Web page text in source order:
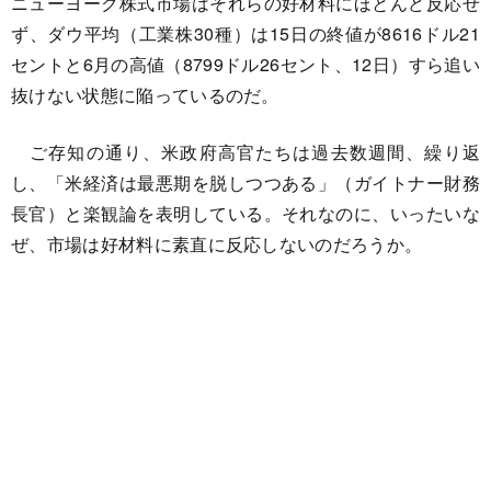
ず、ダウ平均（工業株30種）は15日の終値が8616ドル21
セントと6月の高値（8799ドル26セント、12日）すら追い
抜けない状態に陥っているのだ。
ご存知の通り、米政府高官たちは過去数週間、繰り返
し、「米経済は最悪期を脱しつつある」（ガイトナー財務
長官）と楽観論を表明している。それなのに、いったいな
ぜ、市場は好材料に素直に反応しないのだろうか。